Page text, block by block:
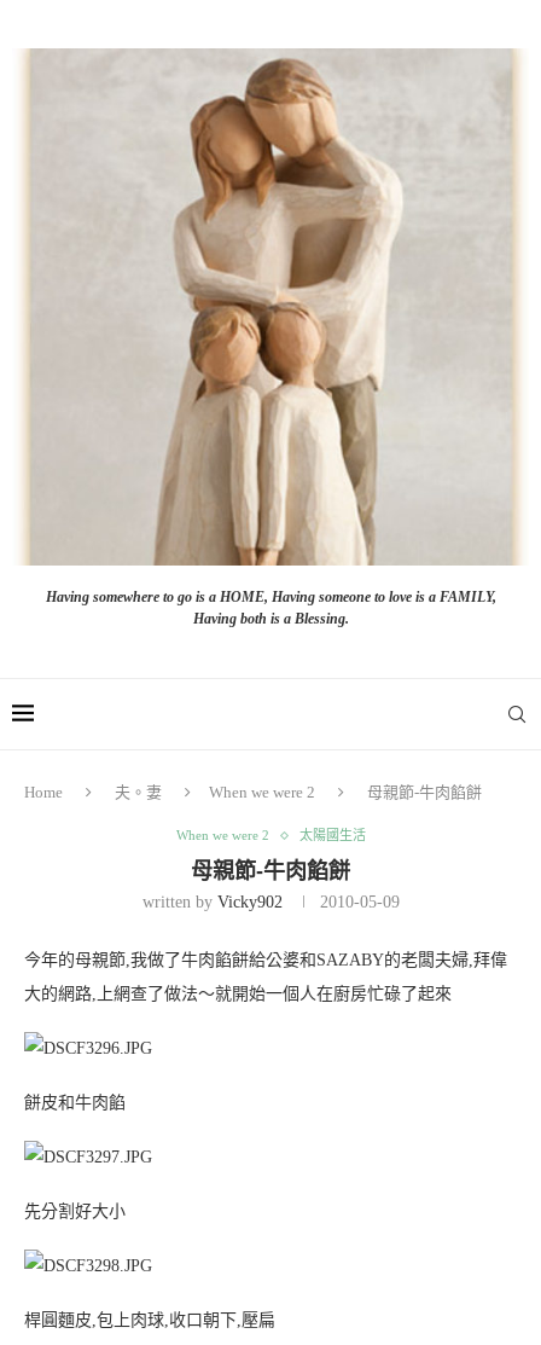
Having somewhere to go is a HOME, Having someone to love is a FAMILY,
Having both is a Blessing.
Home 夫。妻 When we were 2 母親節-牛肉餡餅
When we were 2 太陽國生活
母親節-牛肉餡餅
written by Vicky902 2010-05-09
今年的母親節,我做了牛肉餡餅給公婆和SAZABY的老闆夫婦,拜偉
大的網路,上網查了做法～就開始一個人在廚房忙碌了起來
餅皮和牛肉餡
先分割好大小
桿圓麵皮,包上肉球,收口朝下,壓扁